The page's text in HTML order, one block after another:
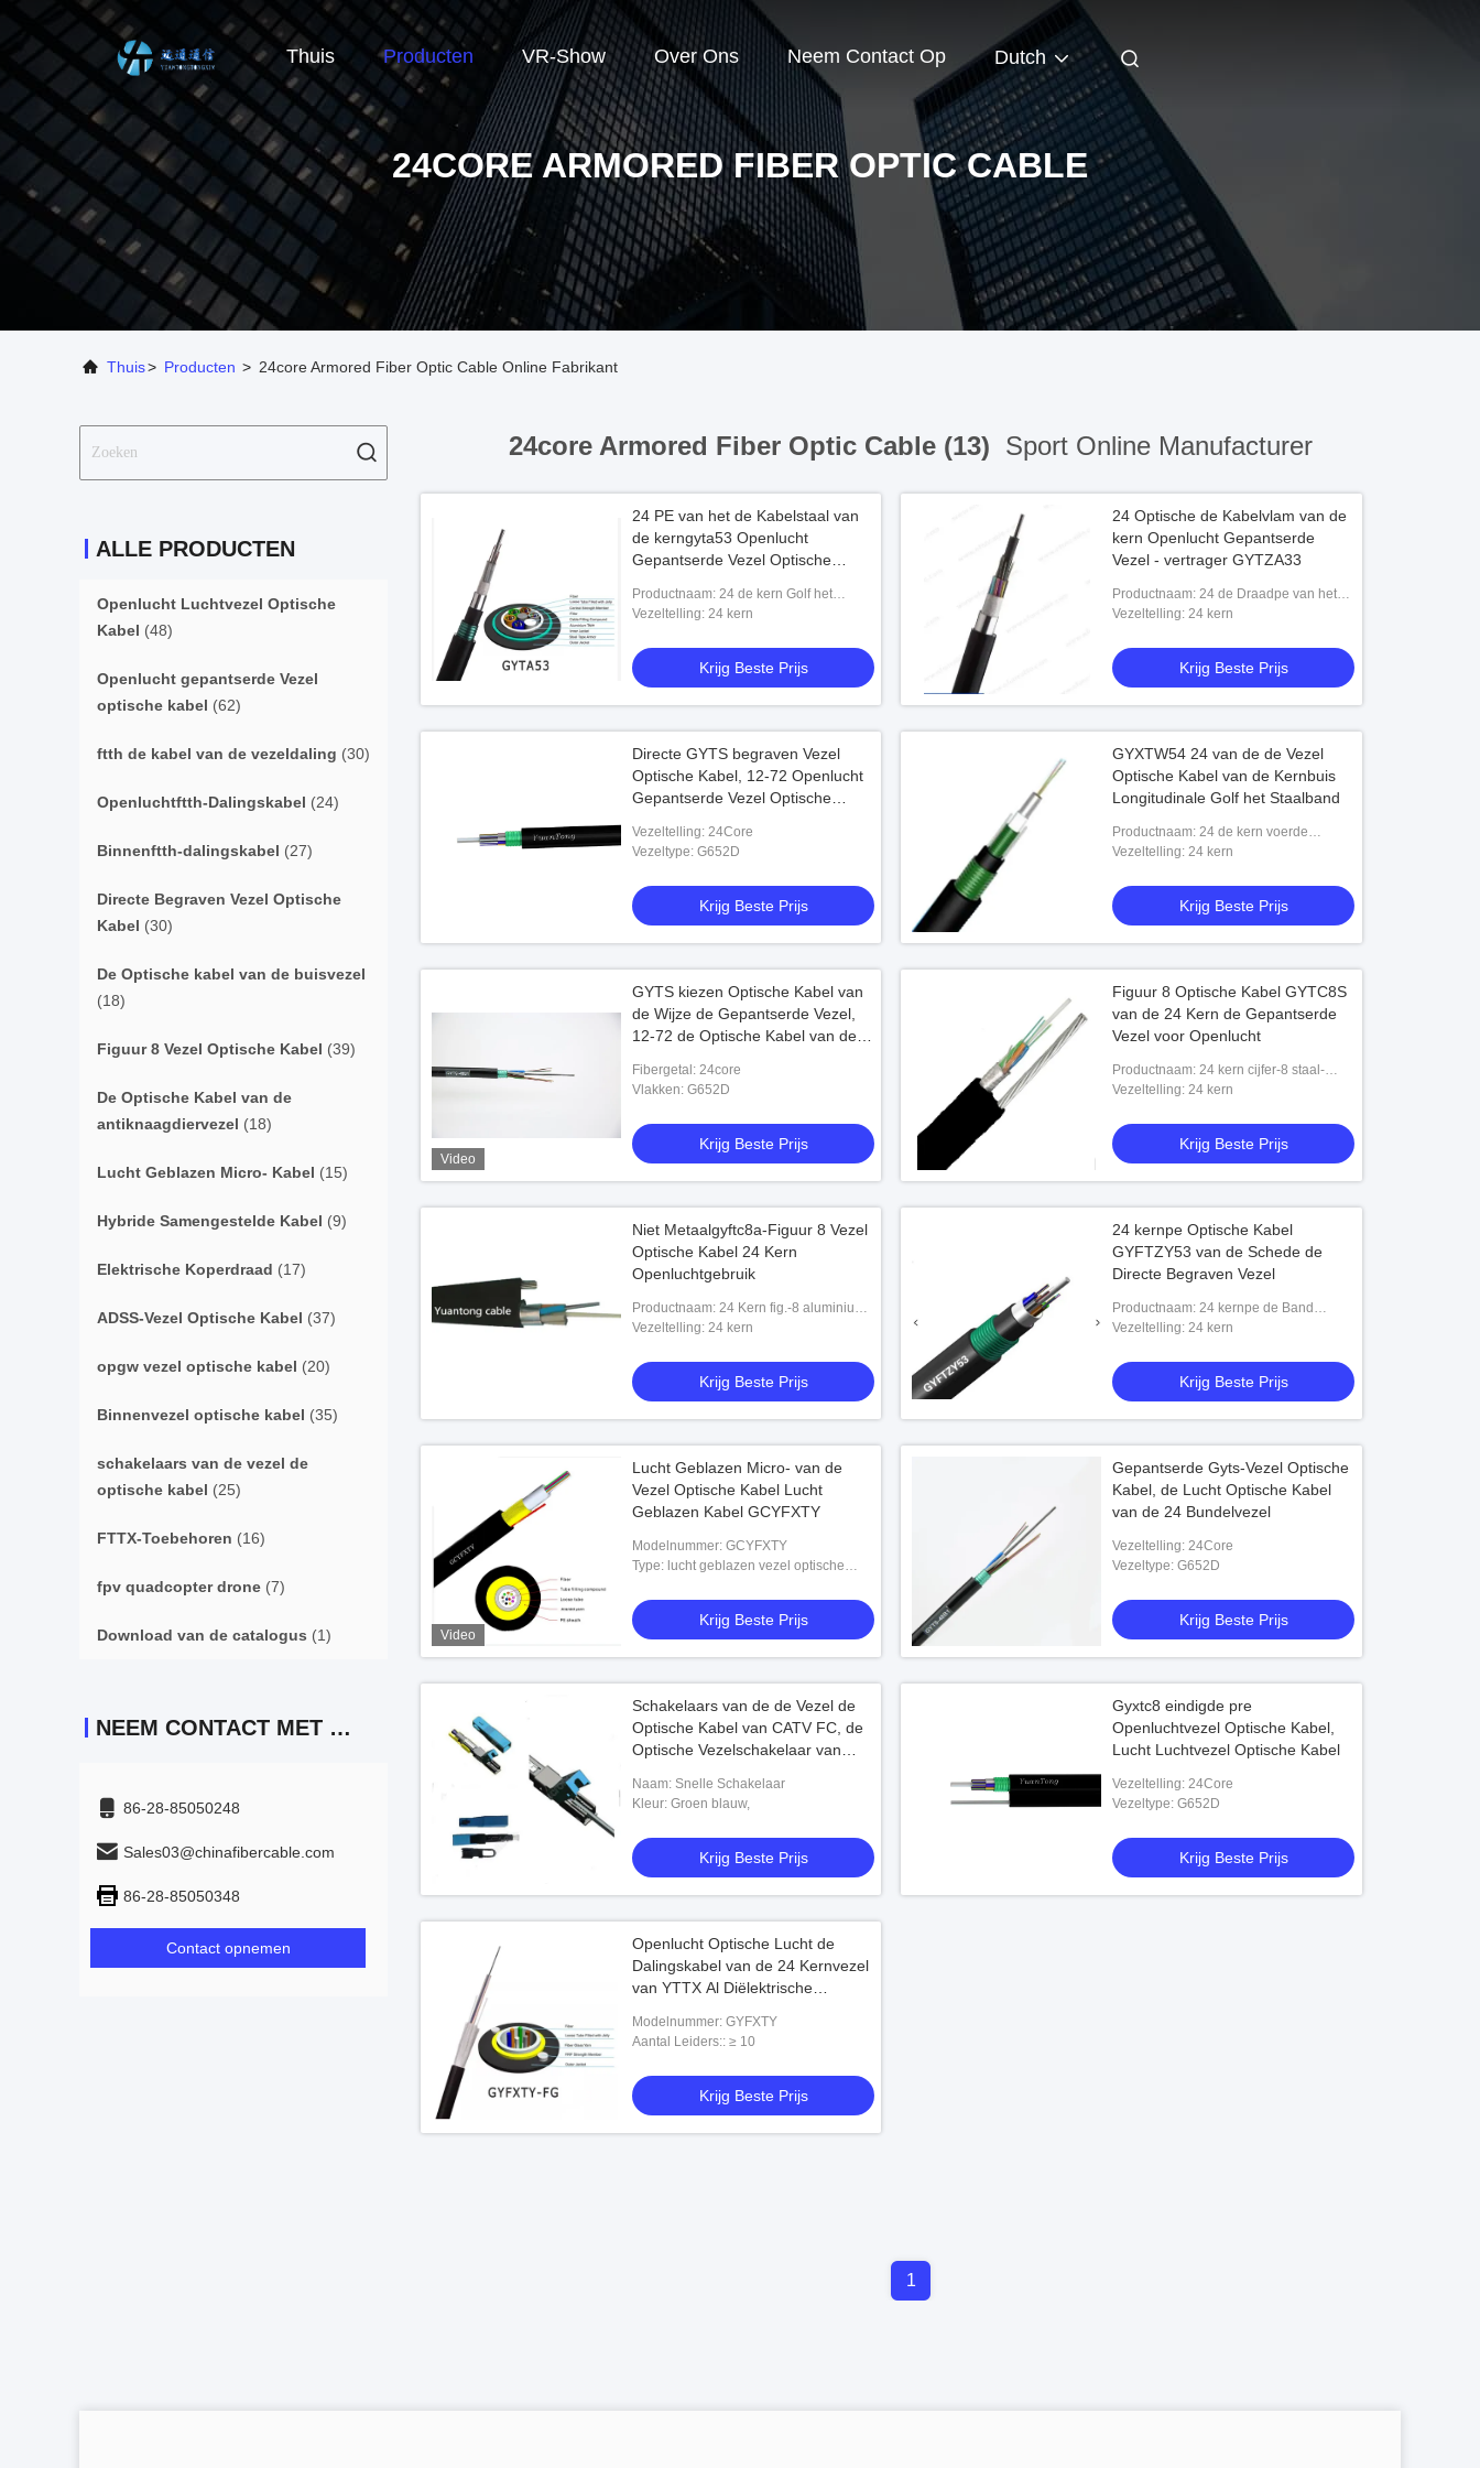
Thuis Producten VR-Show Over Ons Neem Contact Op Dutch
24CORE ARMORED FIBER OPTIC CABLE
Thuis> Producten > 24core Armored Fiber Optic Cable Online Fabrikant
ALLE PRODUCTEN
Openlucht Luchtvezel Optische
Kabel (48)
Openlucht gepantserde Vezel
optische kabel (62)
ftth de kabel van de vezeldaling (30)
Openluchtftth-Dalingskabel (24)
Binnenftth-dalingskabel (27)
Directe Begraven Vezel Optische
Kabel (30)
De Optische kabel van de buisvezel
(18)
Figuur 8 Vezel Optische Kabel (39)
De Optische Kabel van de
antiknaagdiervezel (18)
Lucht Geblazen Micro- Kabel (15)
Hybride Samengestelde Kabel (9)
Elektrische Koperdraad (17)
ADSS-Vezel Optische Kabel (37)
opgw vezel optische kabel (20)
Binnenvezel optische kabel (35)
schakelaars van de vezel de
optische kabel (25)
FTTX-Toebehoren (16)
fpv quadcopter drone (7)
Download van de catalogus (1)
NEEM CONTACT MET ONS OP
86-28-85050248
Sales03@chinafibercable.com
86-28-85050348
Contact opnemen
24core Armored Fiber Optic Cable (13) Sport Online Manufacturer
24 PE van het de Kabelstaal van
de kerngyta53 Openlucht
Gepantserde Vezel Optische
Productnaam: 24 de kern Golf het
Staalpe van de Staalband Gepantserde
Openluc
Vezeltelling: 24 kern
Krijg Beste Prijs
24 Optische de Kabelvlam van de
kern Openlucht Gepantserde
Vezel - vertrager GYTZA33
Productnaam: 24 de Draadpe van het
kern Enige Staal Buitenschedevlam -
Kabel
Vezeltelling: 24 kern
Krijg Beste Prijs
Directe GYTS begraven Vezel
Optische Kabel, 12-72 Openlucht
Gepantserde Vezel Optische
Vezeltelling: 24Core
Vezeltype: G652D
Krijg Beste Prijs
GYXTW54 24 van de de Vezel
Optische Kabel van de Kernbuis
Longitudinale Golf het Staalband
Productnaam: 24 de kern voerde
Parallelle van de het Staalband van de
Gepantserde d
Vezeltelling: 24 kern
Krijg Beste Prijs
Video
GYTS kiezen Optische Kabel van
de Wijze de Gepantserde Vezel,
12-72 de Optische Kabel van de
Fibergetal: 24core
Vlakken: G652D
Krijg Beste Prijs
Figuur 8 Optische Kabel GYTC8S
van de 24 Kern de Gepantserde
Vezel voor Openlucht
Productnaam: 24 kern cijfer-8 staal-
Gepantserde Laag die Losse Buis
Kabel GY
Vezeltelling: 24 kern
Krijg Beste Prijs
Niet Metaalgyftc8a-Figuur 8 Vezel
Optische Kabel 24 Kern
Openluchtgebruik
Productnaam: 24 Kern fig.-8 aluminium-
Gepantserde PE Schede Communicatie
GYFTC8A va
Vezeltelling: 24 kern
Krijg Beste Prijs
24 kernpe Optische Kabel
GYFTZY53 van de Schede de
Directe Begraven Vezel
Productnaam: 24 kernpe de Band
Gepantserde Vlam van het Schedestaal
Kabel
Vezeltelling: 24 kern
Krijg Beste Prijs
Video
Lucht Geblazen Micro- van de
Vezel Optische Kabel Lucht
Geblazen Kabel GCYFXTY
Modelnummer: GCYFXTY
Type: lucht geblazen vezel optische
Krijg Beste Prijs
Gepantserde Gyts-Vezel Optische
Kabel, de Lucht Optische Kabel
van de 24 Bundelvezel
Vezeltelling: 24Core
Vezeltype: G652D
Krijg Beste Prijs
Schakelaars van de de Vezel de
Optische Kabel van CATV FC, de
Optische Vezelschakelaar van
Naam: Snelle Schakelaar
Kleur: Groen blauw,
Krijg Beste Prijs
Gyxtc8 eindigde pre
Openluchtvezel Optische Kabel,
Lucht Luchtvezel Optische Kabel
Vezeltelling: 24Core
Vezeltype: G652D
Krijg Beste Prijs
Openlucht Optische Lucht de
Dalingskabel van de 24 Kernvezel
van YTTX Al Diëlektrische
Modelnummer: GYFXTY
Aantal Leiders:: ≥ 10
Krijg Beste Prijs
1